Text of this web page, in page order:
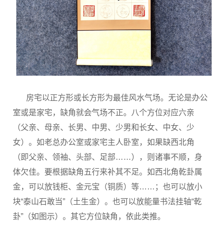
房宅以正方形或长方形为最佳风水气场。无论是办公
室或是家宅，缺角就会气场不正。八个方位对应六亲
（父亲、母亲、长男、中男、少男和长女、中女、少
女）。如老总办公室或家宅主人卧室，如果缺西北角
（即父亲、领袖、头部、足部……），则诸事不顺，身
体欠佳。要根据缺角五行来补其不足。如西北角乾卦属
金，可以放钱柜、金元宝（铜质）等……；也可以放小
块“泰山石敢当”（土生金）。也可以放能量书法挂轴“乾
卦”（如图示）。其它方位缺角，依此类推。